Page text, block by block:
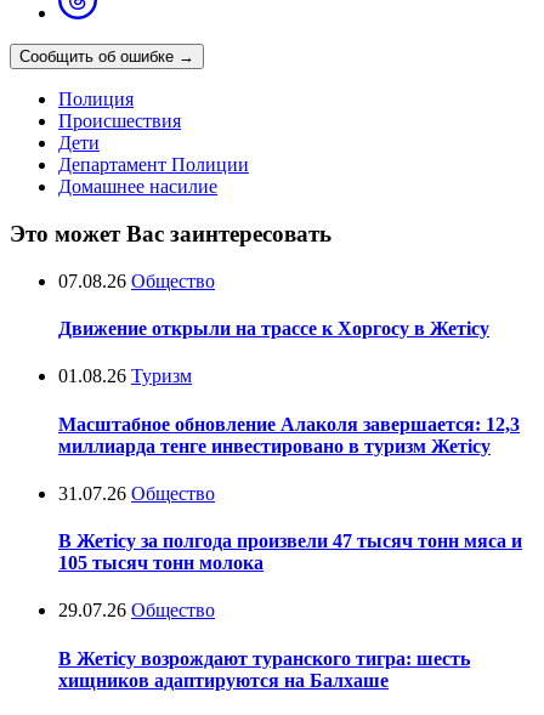
Сообщить об ошибке →
Полиция
Происшествия
Дети
Департамент Полиции
Домашнее насилие
Это может Вас заинтересовать
07.08.26 Общество
Движение открыли на трассе к Хоргосу в Жетісу
01.08.26 Туризм
Масштабное обновление Алаколя завершается: 12,3
миллиарда тенге инвестировано в туризм Жетісу
31.07.26 Общество
В Жетісу за полгода произвели 47 тысяч тонн мяса и
105 тысяч тонн молока
29.07.26 Общество
В Жетісу возрождают туранского тигра: шесть
хищников адаптируются на Балхаше